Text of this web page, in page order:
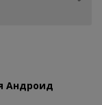
Андроид